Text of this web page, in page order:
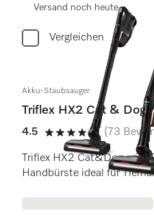
Versand noch heute
Vergleichen
Akku-Staubsauger
Triflex HX2 Cat & Dog
4.5
4.5 Sterne von 5
(73
Triflex HX2 Cat&Dog mit
Handbürste ideal für